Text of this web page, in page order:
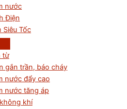
nước
Điện
Siêu Tốc
từ
gắn trần, báo cháy
nước đẩy cao
nước tăng áp
khí